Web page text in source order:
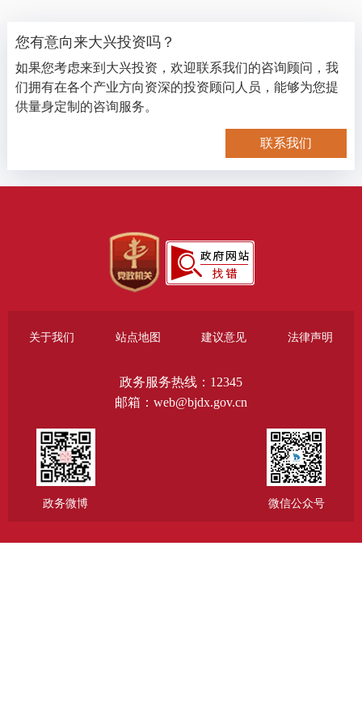
您有意向来大兴投资吗？
如果您考虑来到大兴投资，欢迎联系我们的咨询顾问，我
们拥有在各个产业方向资深的投资顾问人员，能够为您提
供量身定制的咨询服务。
联系我们
关于我们 站点地图 建议意见 法律声明
政务服务热线：12345
邮箱：web@bjdx.gov.cn
政务微博 微信公众号